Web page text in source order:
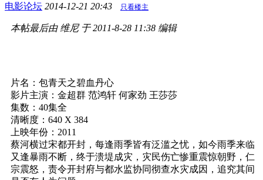
电影论坛 2014-12-21 20:43 只看楼主
本帖最后由 维尼 于 2011-8-28 11:38 编辑
片名：包青天之碧血丹心
影片主演：金超群 范鸿轩 何家劲 王莎莎
集数：40集全
清晰度：640 X 384
上映年份：2011
蔡河横过宋都开封，每逢雨季皆有泛滥之忧，如今雨季来临
又逢暴雨不断，终于溃堤成灾，灾民伤亡惨重震惊朝野，仁
宗震怒，责令开封府与都水监协同彻查水灾成因，追究其间